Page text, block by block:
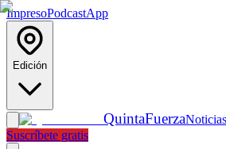
ImpresoPodcastApp
Edición
QuintaFuerza
Suscríbete gratis